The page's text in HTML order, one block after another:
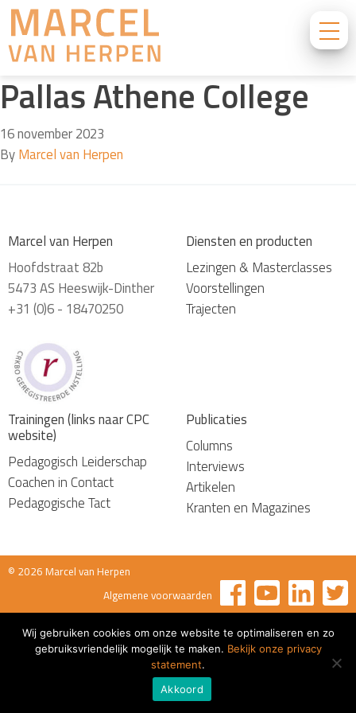
Pallas Athene College
16 november 2023
ByMarcel van Herpen
Marcel van Herpen
Hoofdstraat 82b
5473 AS Heeswijk-Dinther
+31 (0)6 - 18470250
Diensten en producten
Lezingen & Masterclasses
Voorstellingen
Trajecten
Trainingen (links naar CPC
website)
Pedagogisch Leiderschap
Coachen in Contact
Pedagogische Tact
Publicaties
Columns
Interviews
Artikelen
Kranten en Magazines
© 2026 Marcel van Herpen
Algemene voorwaarden
Wij gebruiken cookies om onze website te optimaliseren en zo
gebruiksvriendelijk mogelijk te maken. Bekijk onze privacy
statement.
Akkoord